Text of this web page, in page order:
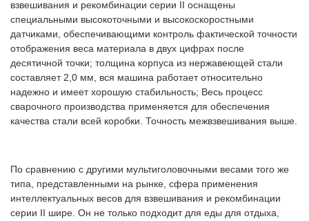
взвешивания и рекомбинации серии II оснащены
специальными высокоточными и высокоскоростными
датчиками, обеспечивающими контроль фактической точности
отображения веса материала в двух цифрах после
десятичной точки; толщина корпуса из нержавеющей стали
составляет 2,0 мм, вся машина работает относительно
надежно и имеет хорошую стабильность; Весь процесс
сварочного производства применяется для обеспечения
качества стали всей коробки. Точность межвзвешивания выше.
По сравнению с другими мультиголовочными весами того же
типа, представленными на рынке, сфера применения
интеллектуальных весов для взвешивания и рекомбинации
серии II шире. Он не только подходит для еды для отдыха,